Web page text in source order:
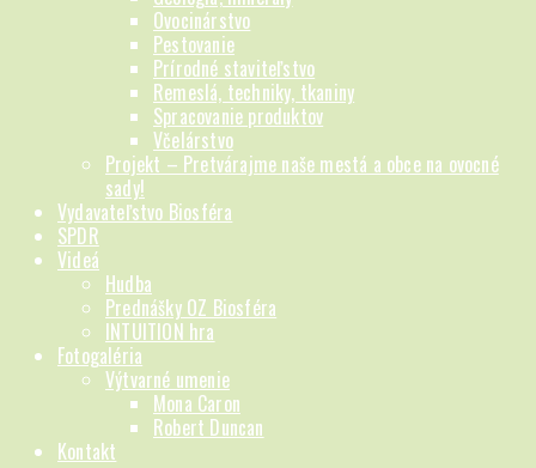
Ovocinárstvo
Pestovanie
Prírodné staviteľstvo
Remeslá, techniky, tkaniny
Spracovanie produktov
Včelárstvo
Projekt – Pretvárajme naše mestá a obce na ovocné
sady!
Vydavateľstvo Biosféra
SPDR
Videá
Hudba
Prednášky OZ Biosféra
INTUITION hra
Fotogaléria
Výtvarné umenie
Mona Caron
Robert Duncan
Kontakt